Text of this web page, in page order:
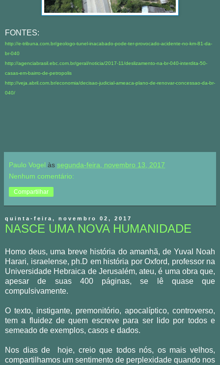
FONTES:
http://e-tribuna.com.br/geologo-tunel-inacabado-pode-ter-provocado-acidente-no-km-81-da-
br-040
http://agenciabrasil.ebc.com.br/geral/noticia/2017-11/deslizamento-na-br-040-interdita-50-
casas-em-bairro-de-petropolis
http://veja.abril.com.br/economia/decisao-judicial-ameaca-plano-de-renovar-concessao-da-br-
040/
Paulo Vogel às segunda-feira, novembro 13, 2017
Nenhum comentário:
Compartilhar
quinta-feira, novembro 02, 2017
NASCE UMA NOVA HUMANIDADE
Homo deus, uma breve história do amanhã, de Yuval Noah
Harari, israelense, ph.D em história por Oxford, professor na
Universidade Hebraica de Jerusalém, ateu, é uma obra que,
apesar de suas 400 páginas, se lê quase que
compulsivamente.
O texto, instigante, premonitório, apocalíptico, controverso,
tem a fluidez de quem escreve para ser lido por todos e
semeado de exemplos, casos e dados.
Nos dias de hoje, creio que todos nós, os mais velhos,
compartilhamos um sentimento de perplexidade quando nos